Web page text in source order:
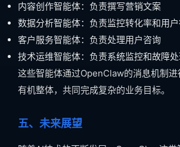
内容创作智能体：负责撰写营销文案
数据分析智能体：负责监控转化率和用
客户服务智能体：负责处理用户咨询
技术运维智能体：负责系统监控和故障
这些智能体通过OpenClaw的消息机制
有机整体，共同完成复杂的业务目标。
五、未来展望